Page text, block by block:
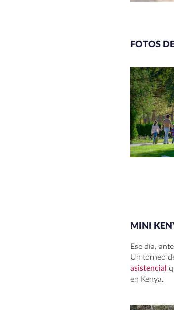
FOTOS
MINI
Ese día,
Un torneo
asistencial
en Kenya.